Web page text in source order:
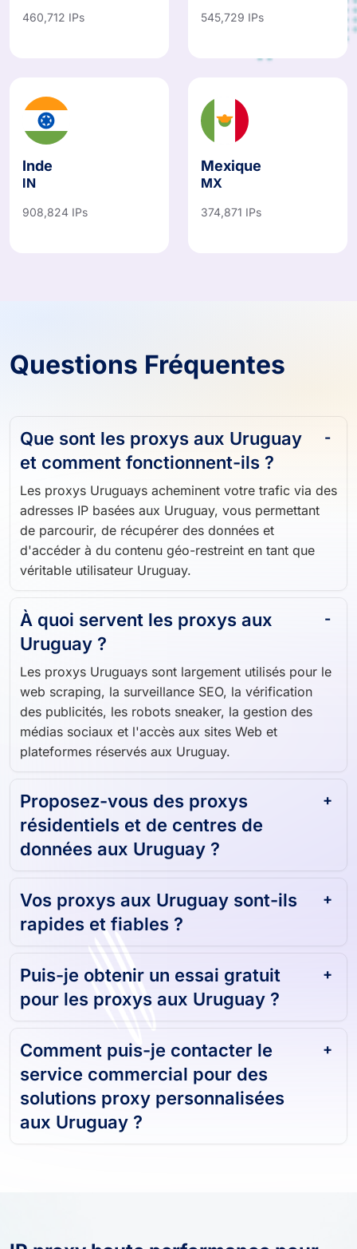
460,712 IPs 545,729 IPs
Inde
IN
908,824 IPs
Mexique
MX
374,871 IPs
Questions Fréquentes
Que sont les proxys aux Uruguay
et comment fonctionnent-ils ?
Les proxys Uruguays acheminent votre trafic via des
adresses IP basées aux Uruguay, vous permettant
de parcourir, de récupérer des données et
d'accéder à du contenu géo-restreint en tant que
véritable utilisateur Uruguay.
À quoi servent les proxys aux
Uruguay ?
Les proxys Uruguays sont largement utilisés pour le
web scraping, la surveillance SEO, la vérification
des publicités, les robots sneaker, la gestion des
médias sociaux et l'accès aux sites Web et
plateformes réservés aux Uruguay.
Proposez-vous des proxys
résidentiels et de centres de
données aux Uruguay ?
Vos proxys aux Uruguay sont-ils
rapides et fiables ?
Puis-je obtenir un essai gratuit
pour les proxys aux Uruguay ?
Comment puis-je contacter le
service commercial pour des
solutions proxy personnalisées
aux Uruguay ?
IP proxy haute performance pour